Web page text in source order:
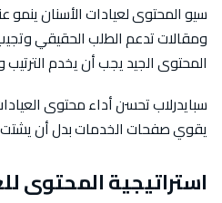
سيو المحتوى لعيادات الأسنان ينمو
ومقالات تدعم الطلب الحقيقي
المحتوى الجيد يجب أن يخدم الترتيب
سبايدرلاب تحسن أداء محتوى
يقوي صفحات الخدمات بدل أن يشتت
استراتيجية المحتوى